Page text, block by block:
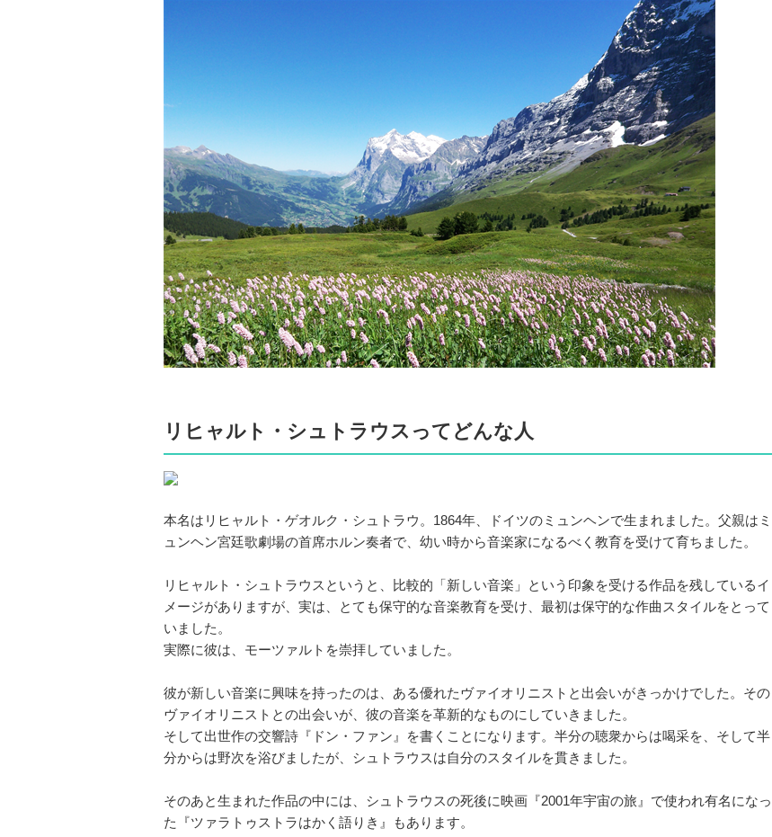
リヒャルト・シュトラウスってどんな人
本名はリヒャルト・ゲオルク・シュトラウ。1864年、ドイツのミュンヘンで生まれました。父親はミ
ュンヘン宮廷歌劇場の首席ホルン奏者で、幼い時から音楽家になるべく教育を受けて育ちました。
リヒャルト・シュトラウスというと、比較的「新しい音楽」という印象を受ける作品を残しているイ
メージがありますが、実は、とても保守的な音楽教育を受け、最初は保守的な作曲スタイルをとって
いました。
実際に彼は、モーツァルトを崇拝していました。
彼が新しい音楽に興味を持ったのは、ある優れたヴァイオリニストと出会いがきっかけでした。その
ヴァイオリニストとの出会いが、彼の音楽を革新的なものにしていきました。
そして出世作の交響詩『ドン・ファン』を書くことになります。半分の聴衆からは喝采を、そして半
分からは野次を浴びましたが、シュトラウスは自分のスタイルを貫きました。
そのあと生まれた作品の中には、シュトラウスの死後に映画『2001年宇宙の旅』で使われ有名になっ
た『ツァラトゥストラはかく語りき』もあります。